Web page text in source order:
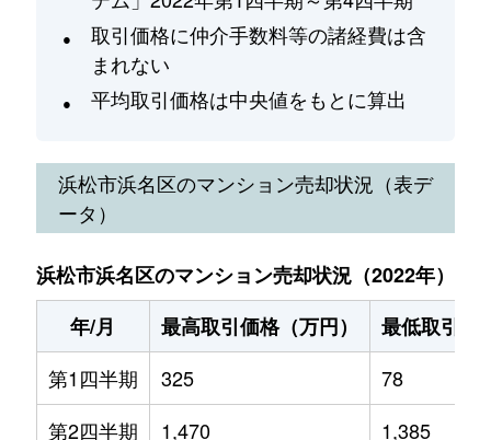
取引価格に仲介手数料等の諸経費は含
まれない
平均取引価格は中央値をもとに算出
浜松市浜名区のマンション売却状況（表デ
ータ）
浜松市浜名区のマンション売却状況（2022年）
年/月
最高取引価格（万円）
最低取引価
第1四半期
325
78
第2四半期
1,470 1,385